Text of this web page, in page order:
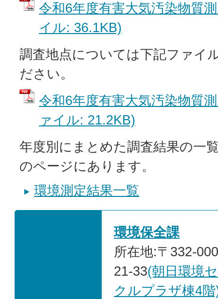
令和6年度有害大気汚染物質
イル: 36.1KB)
調査地点については下記ファイ
ださい。
令和6年度有害大気汚染物質
ァイル: 21.2KB)
年度別にまとめた調査結果の一
のページにあります。
環境測定結果一覧
環境保全課
所在地:〒332-
21-33(朝日環境
クルプラザ棟4